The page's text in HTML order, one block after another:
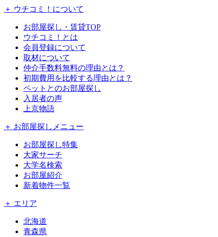
＋ ウチコミ！について
お部屋探し・賃貸TOP
ウチコミ！とは
会員登録について
取材について
仲介手数料無料の理由とは？
初期費用を比較する理由とは？
ペットとのお部屋探し
入居者の声
上京物語
＋ お部屋探しメニュー
お部屋探し特集
大家サーチ
大学名検索
お部屋紹介
新着物件一覧
＋ エリア
北海道
青森県